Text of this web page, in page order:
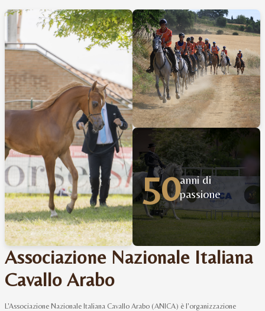
50anni di
passione
Associazione Nazionale Italiana
Cavallo Arabo
L'Associazione Nazionale Italiana Cavallo Arabo (ANICA) è l'organizzazione